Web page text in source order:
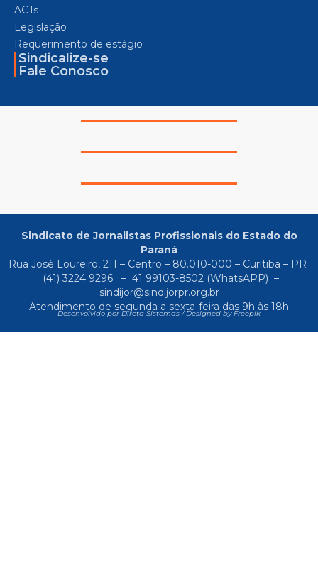
ACTs
Legislação
Requerimento de estágio
Sindicalize-se
Fale Conosco
Sindicato de Jornalistas Profissionais do Estado do
Paraná
Rua José Loureiro, 211 – Centro – 80.010-000 – Curitiba – PR
(41) 3224 9296
– 41 99103-8502(WhatsAPP) –
sindijor@sindijorpr.org.br
Atendimento de segunda a sexta-feira das 9h às 18h
Desenvolvido por Direta Sistemas /Designed by Freepik